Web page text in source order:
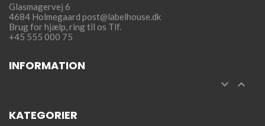
Glasmagervej 6
4684 Holmegaard post@labelhouse.dk
Brug for hjælp,ring til os Tlf.
+45 555 000 75
INFORMATION
 
KATEGORIER